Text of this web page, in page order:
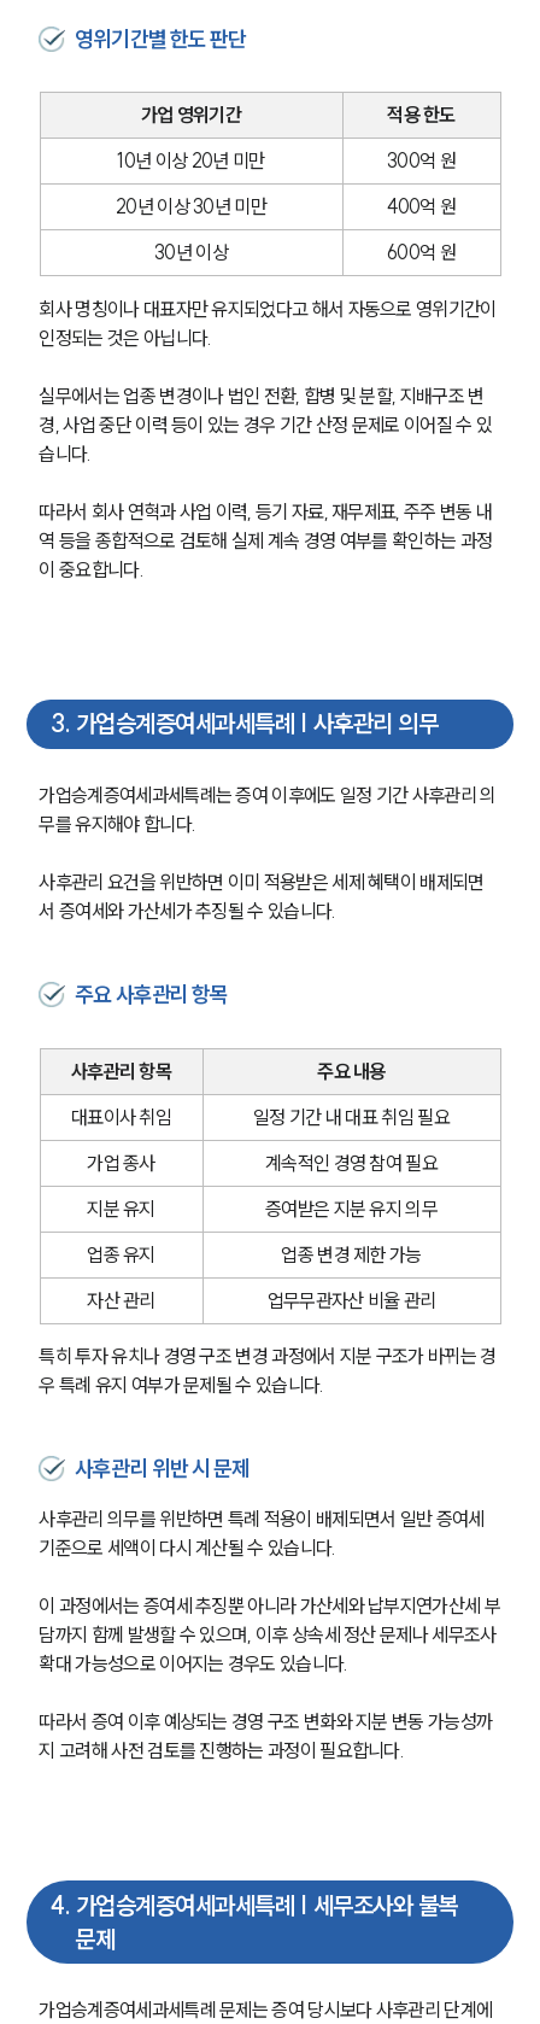
영위기간별 한도 판단
가업 영위기간
적용 한도
10년 이상 20년 미만
300억 원
20년 이상 30년 미만
400억 원
30년 이상
600억 원
회사 명칭이나 대표자만 유지되었다고 해서 자동으로 영위기간이
인정되는 것은 아닙니다.
실무에서는 업종 변경이나 법인 전환, 합병 및 분할, 지배구조 변
경, 사업 중단 이력 등이 있는 경우 기간 산정 문제로 이어질 수 있
습니다.
따라서 회사 연혁과 사업 이력, 등기 자료, 재무제표, 주주 변동 내
역 등을 종합적으로 검토해 실제 계속 경영 여부를 확인하는 과정
이 중요합니다.
3. 가업승계증여세과세특례 | 사후관리 의무
가업승계증여세과세특례는 증여 이후에도 일정 기간 사후관리 의
무를 유지해야 합니다.
사후관리 요건을 위반하면 이미 적용받은 세제 혜택이 배제되면
서 증여세와 가산세가 추징될 수 있습니다.
주요 사후관리 항목
사후관리 항목
주요 내용
대표이사 취임
일정 기간 내 대표 취임 필요
가업 종사
계속적인 경영 참여 필요
지분 유지
증여받은 지분 유지 의무
업종 유지
업종 변경 제한 가능
자산 관리
업무무관자산 비율 관리
특히 투자 유치나 경영 구조 변경 과정에서 지분 구조가 바뀌는 경
우 특례 유지 여부가 문제될 수 있습니다.
사후관리 위반 시 문제
사후관리 의무를 위반하면 특례 적용이 배제되면서 일반 증여세
기준으로 세액이 다시 계산될 수 있습니다.
이 과정에서는 증여세 추징뿐 아니라 가산세와 납부지연가산세 부
담까지 함께 발생할 수 있으며, 이후 상속세 정산 문제나 세무조사
확대 가능성으로 이어지는 경우도 있습니다.
따라서 증여 이후 예상되는 경영 구조 변화와 지분 변동 가능성까
지 고려해 사전 검토를 진행하는 과정이 필요합니다.
4. 가업승계증여세과세특례 | 세무조사와 불복
문제
가업승계증여세과세특례 문제는 증여 당시보다 사후관리 단계에